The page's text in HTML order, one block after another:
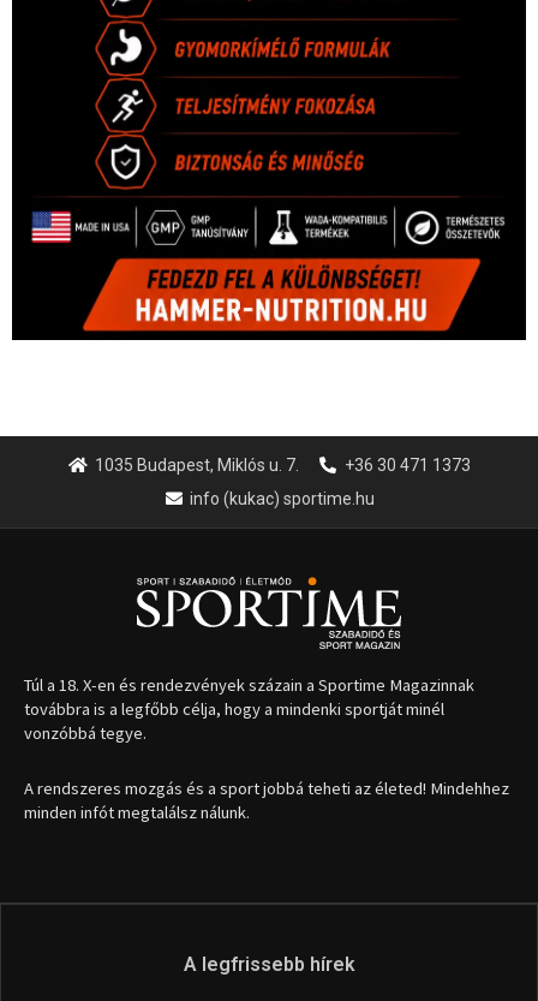
1035 Budapest, Miklós u. 7.
+36 30 471 1373
info (kukac) sportime.hu
Túl a 18. X-en és rendezvények százain a Sportime Magazinnak
továbbra is a legfőbb célja, hogy a mindenki sportját minél
vonzóbbá tegye.
A rendszeres mozgás és a sport jobbá teheti az életed! Mindehhez
minden infót megtalálsz nálunk.
A legfrissebb hírek